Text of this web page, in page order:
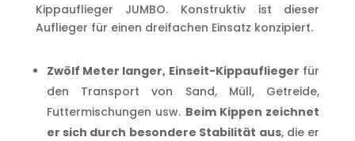
Kippauflieger JUMBO. Konstruktiv ist dieser
Auflieger für einen dreifachen Einsatz konzipiert.
Zwölf Meter langer, Einseit-Kippauflieger für
den Transport von Sand, Müll, Getreide,
Futtermischungen usw. Beim Kippen zeichnet
er sich durch besondere Stabilität aus, die er